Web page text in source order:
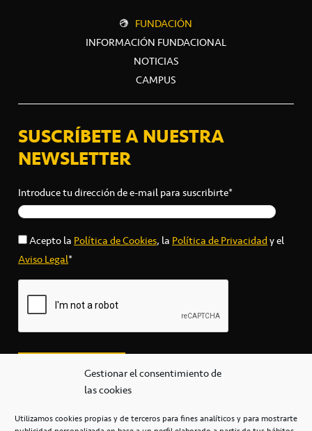
Gestionar el consentimiento de
las cookies
Utilizamos cookies propias y de terceros para fines analíticos y para mostrarte
FUNDACIÓN
INFORMACIÓN FUNDACIONAL
NOTICIAS
CAMPUS
SUSCRÍBETE A NUESTRA
NEWSLETTER
Introduce tu dirección de e-mail para suscribirte*
Acepto laPolítica de Cookies, laPolítica de Privacidady el
Aviso Legal*